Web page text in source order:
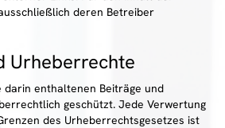
deren Betreiber
Urheberrechte
darin enthaltenen Beiträge und
geschützt. Jede Verwertung
des Urheberrechtsgesetzes ist